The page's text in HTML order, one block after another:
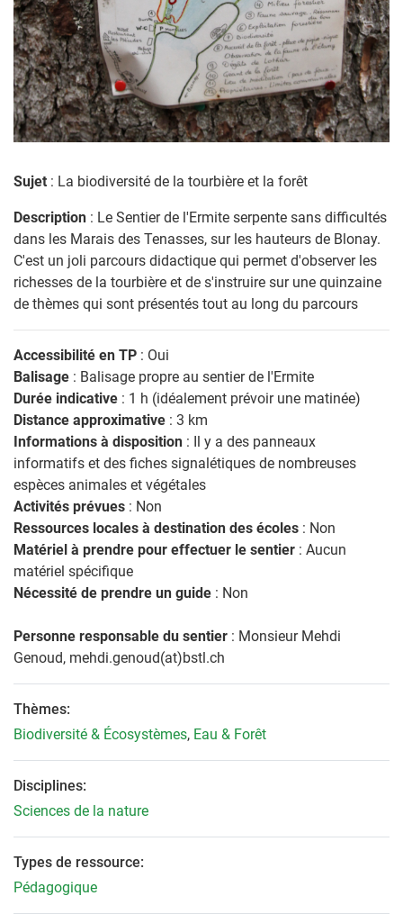
Sujet : La biodiversité de la tourbière et la forêt
Description : Le Sentier de l'Ermite serpente sans difficultés
dans les Marais des Tenasses, sur les hauteurs de Blonay.
C'est un joli parcours didactique qui permet d'observer les
richesses de la tourbière et de s'instruire sur une quinzaine
de thèmes qui sont présentés tout au long du parcours
Accessibilité en TP : Oui
Balisage : Balisage propre au sentier de l'Ermite
Durée indicative : 1 h (idéalement prévoir une matinée)
Distance approximative : 3 km
Informations à disposition : Il y a des panneaux
informatifs et des fiches signalétiques de nombreuses
espèces animales et végétales
Activités prévues : Non
Ressources locales à destination des écoles : Non
Matériel à prendre pour effectuer le sentier : Aucun
matériel spécifique
Nécessité de prendre un guide : Non
Personne responsable du sentier : Monsieur Mehdi
Genoud, mehdi.genoud(at)bstl.ch
Thèmes:
Biodiversité & Écosystèmes, Eau & Forêt
Disciplines:
Sciences de la nature
Types de ressource:
Pédagogique